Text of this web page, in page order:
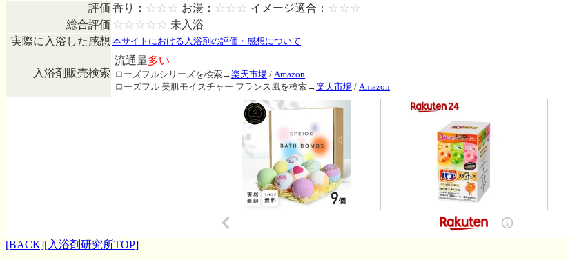
評価 香り： ☆☆☆ お湯： ☆☆☆ イメージ適合： ☆☆☆
総合評価 ☆☆☆☆☆ 未入浴
実際に入浴した感想 本サイトにおける入浴剤の評価・感想について
入浴剤販売検索
流通量多い
ローズフルシリーズを検索→楽天市場 / Amazon
ローズフル 美肌モイスチャー フランス風を検索→楽天市場 / Amazon
[BACK][入浴剤研究所TOP]